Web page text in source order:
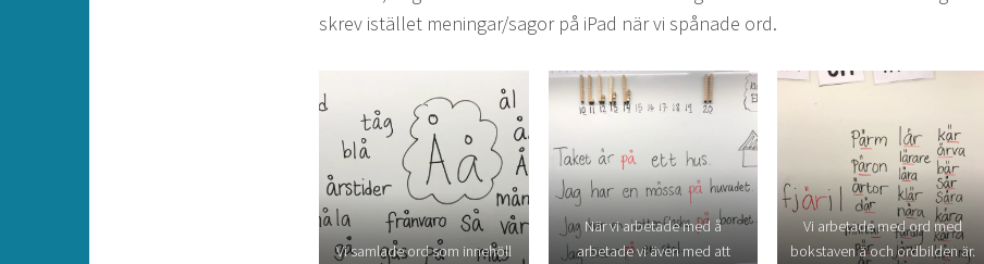
skrev istället meningar/sagor på iPad när vi spånade ord.
Vi samlade ord som innehöll
När vi arbetade med å
arbetade vi även med att
Vi arbetade med ord med
bokstaven ä och ordbilden är.